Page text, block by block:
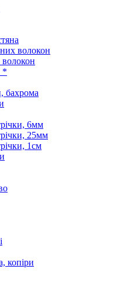
волокон
*
бахрома
6мм
25мм
1см
копіри